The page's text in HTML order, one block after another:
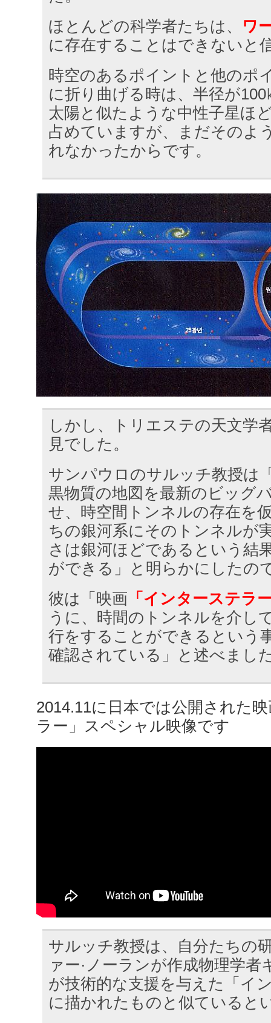
ほとんどの科学者たちは、 ワ
に存在することはできないと
時空のあるポイントと他のポ
に折り曲げる時は、半径が
太陽と似たような中性子星ほ
占めていますが、まだそのよ
れなかったからです。
しかし、トリエステの天文学
見でした。
サンパウロのサルッチ教授は
黒物質の地図を最新のビッグ
せ、時空間トンネルの存在を
ちの銀河系にそのトンネルが
さは銀河ほどであるという結
ができる」と明らかにしたの
彼は「映画 「インターステラ
うに、時間のトンネルを介し
行をすることができるという
確認されている」と述べまし
2014.11に日本では公開された
ラー」スペシャル映像です
サルッチ教授は、自分たちの
ァー·ノーランが作成物理学
が技術的な支援を与えた「イ
に描かれたものと似ていると